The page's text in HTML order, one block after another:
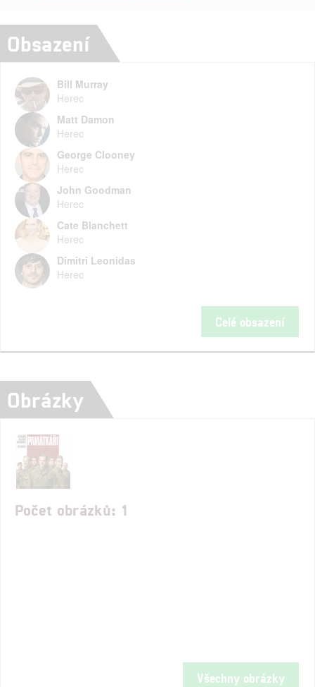
Obsazení
Bill Murray
Herec
Matt Damon
Herec
George Clooney
Herec
John Goodman
Herec
Cate Blanchett
Herec
Dimitri Leonidas
Herec
Celé obsazení
Obrázky
Počet obrázků: 1
Všechny obrázky